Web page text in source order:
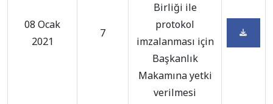
08 Ocak
2021
7
Birliği ile
protokol
imzalanması için
Başkanlık
Makamına yetki
verilmesi